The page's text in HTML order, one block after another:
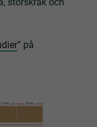
” på